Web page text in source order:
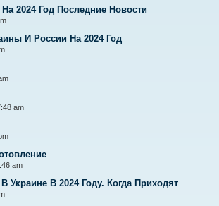
2024 Год Последние Новости
И России На 2024 Год
am
am
Украине В 2024 Году. Когда Приходят